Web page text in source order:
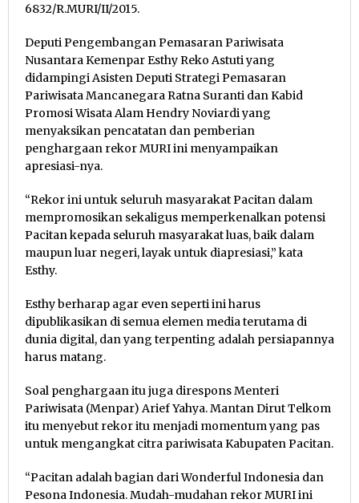
6832/R.MURI/II/2015.
Deputi Pengembangan Pemasaran Pariwisata
Nusantara Kemenpar Esthy Reko Astuti yang
didampingi Asisten Deputi Strategi Pemasaran
Pariwisata Mancanegara Ratna Suranti dan Kabid
Promosi Wisata Alam Hendry Noviardi yang
menyaksikan pencatatan dan pemberian
penghargaan rekor MURI ini menyampaikan
apresiasi-nya.
“Rekor ini untuk seluruh masyarakat Pacitan dalam
mempromosikan sekaligus memperkenalkan potensi
Pacitan kepada seluruh masyarakat luas, baik dalam
maupun luar negeri, layak untuk diapresiasi,” kata
Esthy.
Esthy berharap agar even seperti ini harus
dipublikasikan di semua elemen media terutama di
dunia digital, dan yang terpenting adalah persiapannya
harus matang.
Soal penghargaan itu juga direspons Menteri
Pariwisata (Menpar) Arief Yahya. Mantan Dirut Telkom
itu menyebut rekor itu menjadi momentum yang pas
untuk mengangkat citra pariwisata Kabupaten Pacitan.
“Pacitan adalah bagian dari Wonderful Indonesia dan
Pesona Indonesia. Mudah-mudahan rekor MURI ini